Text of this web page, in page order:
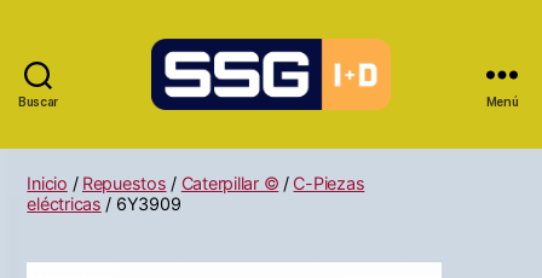
Buscar Menú
Inicio / Repuestos / Caterpillar © / C-Piezas
eléctricas / 6Y3909